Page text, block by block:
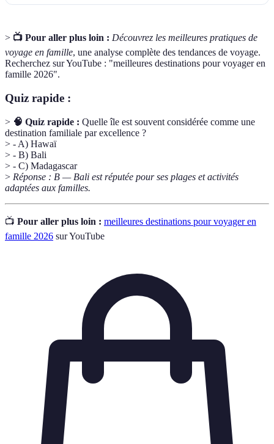
> 📺 Pour aller plus loin : Découvrez les meilleures pratiques de
voyage en famille, une analyse complète des tendances de voyage.
Recherchez sur YouTube : "meilleures destinations pour voyager en
famille 2026".
Quiz rapide :
> 🧠 Quiz rapide : Quelle île est souvent considérée comme une
destination familiale par excellence ?
> - A) Hawaï
> - B) Bali
> - C) Madagascar
> Réponse : B — Bali est réputée pour ses plages et activités
adaptées aux familles.
📺 Pour aller plus loin : meilleures destinations pour voyager en
famille 2026 sur YouTube